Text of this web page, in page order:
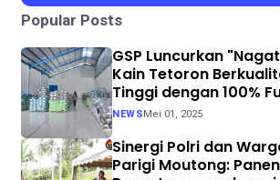
Popular Posts
GSP Luncurkan
Kain Tetoron
Tinggi dengan 100%
Process
NEWS Mei 01, 2025
Sinergi Polri dan
Parigi Moutong: Panen